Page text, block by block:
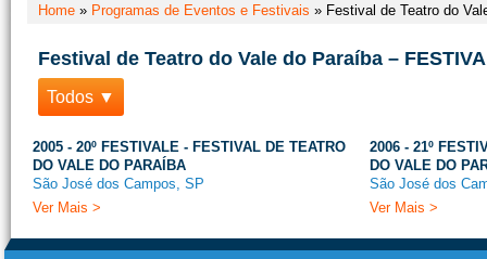
Home » Programas de Eventos e Festivais » Festival de Teatro do
Festival de Teatro do Vale do Paraíba –
Todos ▼
2005 - 20º FESTIVALE - FESTIVAL DE TEATRO
DO VALE DO PARAÍBA
São José dos Campos, SP
Ver Mais >
2006 - 21º
DO VALE DO
São José dos
Ver Mais >